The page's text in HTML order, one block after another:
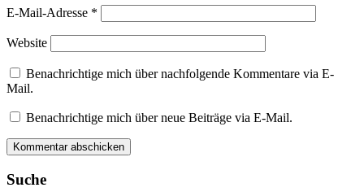
E-Mail-Adresse *
Website
Benachrichtige mich über nachfolgende Kommentare via E-
Mail.
Benachrichtige mich über neue Beiträge via E-Mail.
Suche